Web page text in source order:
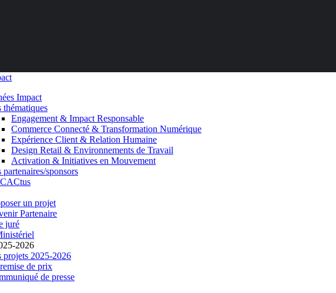
Impact
thématiques
Engagement & Impact Responsable
Commerce Connecté & Transformation Numérique
Expérience Client & Relation Humaine
Design Retail & Environnements de Travail
Activation & Initiatives en Mouvement
partenaires/sponsors
un projet
Partenaire
juré
2026
projets 2025-2026
de prix
de presse